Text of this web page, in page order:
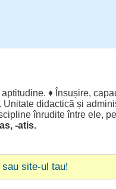
aptitudine. ♦ Însușire,
Unitate didactică și
înrudite între ele,
-atis.
site-ul tau!